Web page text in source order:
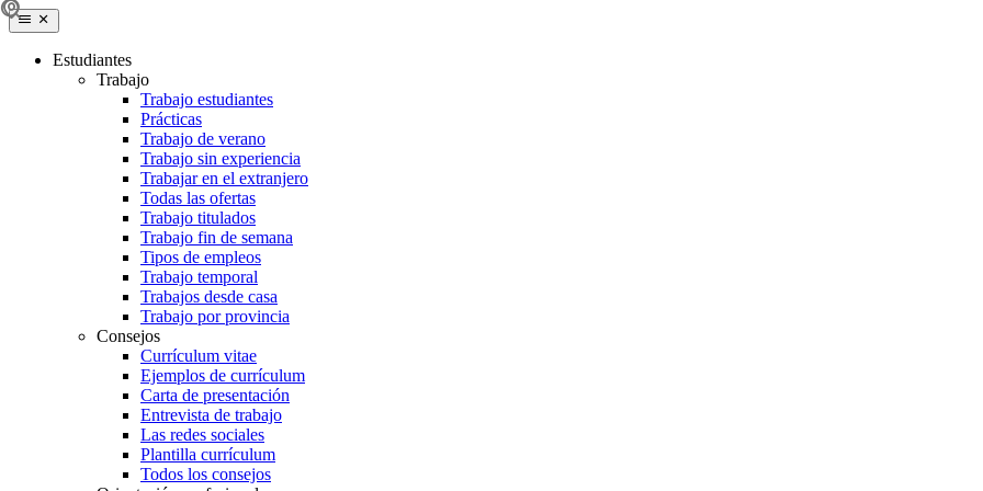
Estudiantes
Trabajo
Trabajo estudiantes
Prácticas
Trabajo de verano
Trabajo sin experiencia
Trabajar en el extranjero
Todas las ofertas
Trabajo titulados
Trabajo fin de semana
Tipos de empleos
Trabajo temporal
Trabajos desde casa
Trabajo por provincia
Consejos
Currículum vitae
Ejemplos de currículum
Carta de presentación
Entrevista de trabajo
Las redes sociales
Plantilla currículum
Todos los consejos